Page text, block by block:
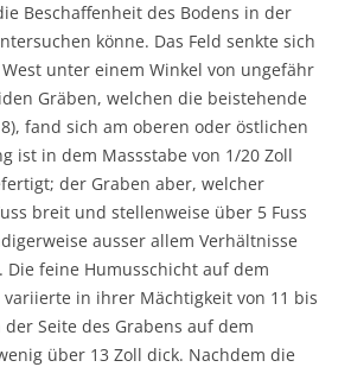
Beschaffenheit des Bodens in der
könne. Das Feld senkte sich
unter einem Winkel von ungefähr
Gräben, welchen die beistehende
fand sich am oberen oder östlichen
ist in dem Massstabe von 1/20 Zoll
der Graben aber, welcher
breit und stellenweise über 5 Fuss
ausser allem Verhältnisse
feine Humusschicht auf dem
variierte in ihrer Mächtigkeit von 11 bis
Seite des Grabens auf dem
über 13 Zoll dick. Nachdem die